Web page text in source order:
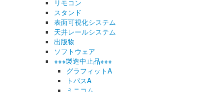
リモコン
スタンド
表面可視化システム
天井レールシステム
出版物
ソフトウェア
※※※製造中止品※※※
グラフィットA
トパスA